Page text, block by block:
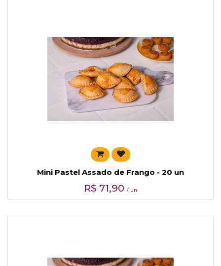
Mini Pastel Assado de Frango - 20 un
R$ 71,90 / un